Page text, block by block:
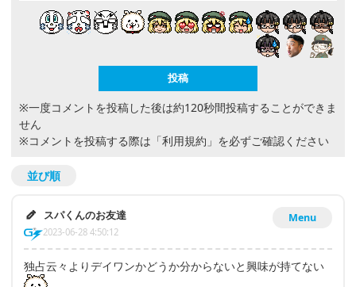
※一度コメントを投稿した後は約120秒間投稿することができま
せん
※コメントを投稿する際は 「利用規約」 を必ずご確認ください
並び順
Menu
スパくんのお友達
2023-06-28 4:50:12
独占云々よりデイワンかどうか分からないと興味が持てない